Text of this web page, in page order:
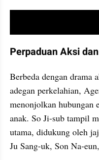
Perpaduan Aksi
Berbeda dengan drama
adegan perkelahian,
menonjolkan hubungan
anak. So Ji-sub tampil
utama, didukung oleh
Ju Sang-uk, Son Na-